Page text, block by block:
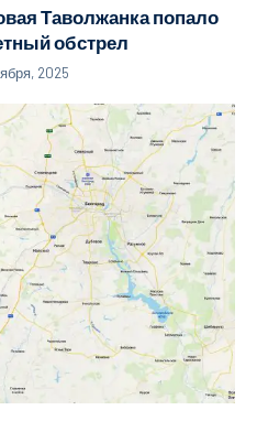
Таволжанка попало
обстрел
2025